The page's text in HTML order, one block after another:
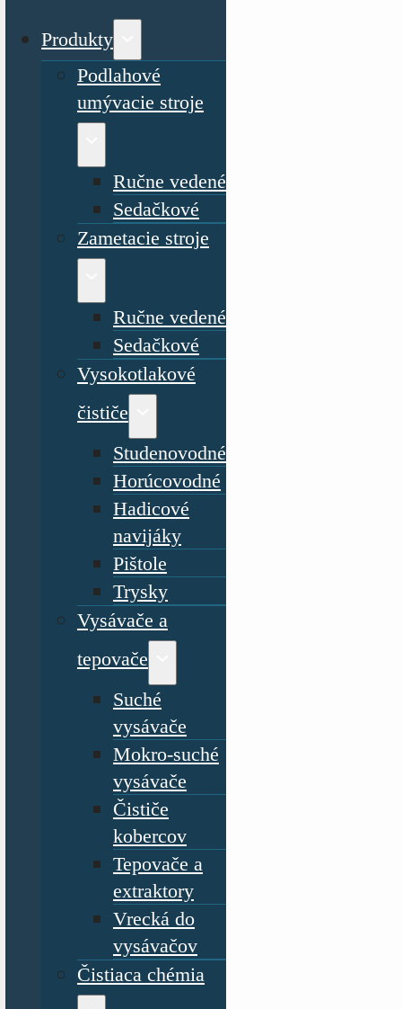
Produkty
Podlahové
umývacie stroje
Ručne vedené
Sedačkové
Zametacie stroje
Ručne vedené
Sedačkové
Vysokotlakové
čističe
Studenovodné
Horúcovodné
Hadicové
navijáky
Pištole
Trysky
Vysávače a
tepovače
Suché
vysávače
Mokro-suché
vysávače
Čističe
kobercov
Tepovače a
extraktory
Vrecká do
vysávačov
Čistiaca chémia